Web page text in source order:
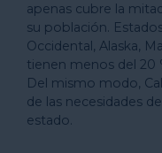
apenas cubre la
su población.
Occidental, Alaska,
tienen menos del 20
Del mismo modo,
de las necesidades
estado.